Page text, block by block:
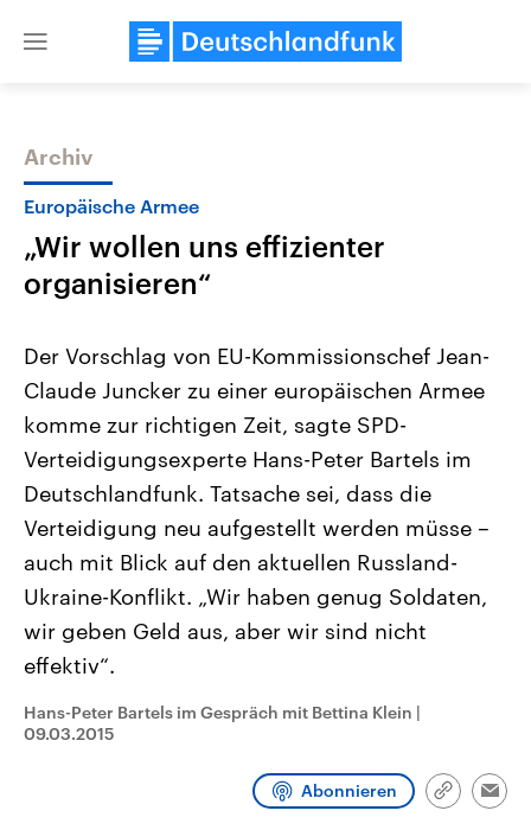
Close
Themen
Landtagswahl Sachsen-Anhalt
2026
Alle Informationen
Sachsen-Anhalt wählt am 6.
September 2026 einen neuen
Landtag. Seit 2021 wird das
Bundesland von einer Koalition aus
CDU, SPD und FDP regiert.-
Umfragen, Prognosen,
Wahlprogramme, aktuelle Berichte
und Hintergründe zu den Parteien
und Kandidaten der anstehenden
Wahl.
Aktuelle Beiträge,
Hintergründe
Wirtschaftlich und
gehören die Vereinigten
den mächtigsten Ländern
mit großem Einfluss auf
Sendungen Programm Podcasts
Audio-Archiv
Archiv
Europäische Armee
„Wir wollen uns effizienter
organisieren“
Der Vorschlag von EU-Kommissionschef Jean-
Claude Juncker zu einer europäischen Armee
komme zur richtigen Zeit, sagte SPD-
Verteidigungsexperte Hans-Peter Bartels im
Deutschlandfunk. Tatsache sei, dass die
Verteidigung neu aufgestellt werden müsse –
auch mit Blick auf den aktuellen Russland-
Ukraine-Konflikt. „Wir haben genug Soldaten,
wir geben Geld aus, aber wir sind nicht
effektiv“.
Hans-Peter Bartels im Gespräch mit Bettina Klein |
09.03.2015
Abonnieren
Link